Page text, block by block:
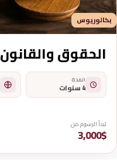
بكالوريوس
الحقوق والقانون
المدة
4 سنوات
تبدأ الرسوم من
3,000$